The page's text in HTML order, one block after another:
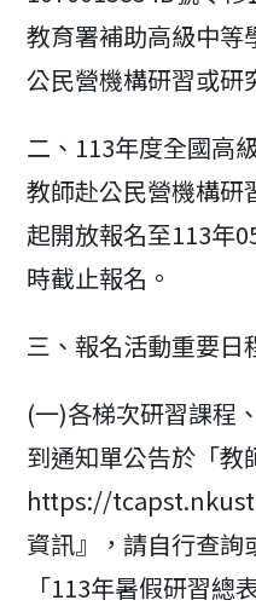
教育署補助高級中等
公民營機構研習或研
二、113年度全國高
教師赴公民營機構研
起開放報名至113年
時截止報名。
三、報名活動重要日
(一)各梯次研習課程
到通知單公告於「教
https://
資訊』，請自行查詢
「113年暑假研習總